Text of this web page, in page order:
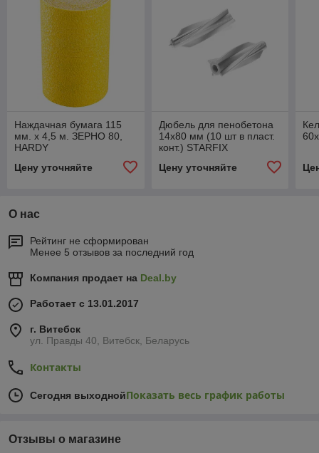
Наждачная бумага 115
мм. х 4,5 м. ЗЕРНО 80,
HARDY
Цену уточняйте
Дюбель для пенобетона
14х80 мм (10 шт в пласт.
конт.) STARFIX
Цену уточняйте
О нас
Рейтинг не сформирован
Менее 5 отзывов за последний год
Компания продает на Deal.by
Работает с 13.01.2017
г. Витебск
ул. Правды 40, Витебск, Беларусь
Контакты
Сегодня выходнойПоказать весь график работы
Отзывы о магазине